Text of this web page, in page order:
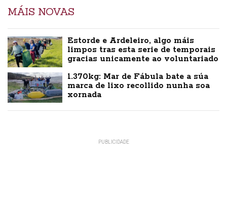
MÁIS NOVAS
Estorde e Ardeleiro, algo máis
limpos tras esta serie de temporais
gracias unicamente ao voluntariado
1.370kg: Mar de Fábula bate a súa
marca de lixo recollido nunha soa
xornada